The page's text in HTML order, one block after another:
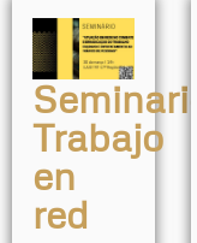
Trabajo
en
red